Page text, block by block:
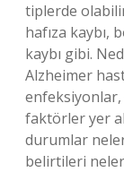
tiplerde
hafıza kaybı,
kaybı gibi.
Alzheimer
faktörler yer
durumlar
belirtileri